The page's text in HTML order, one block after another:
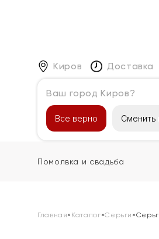
Киров
Ваш город Киров?
Все верно Сменить
Доставка
Каталог
Помолвка и свадьба
Главная» Каталог»Серьги »